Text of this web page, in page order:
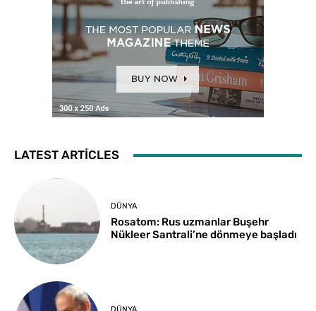
LATEST ARTICLES
DÜNYA
Rosatom: Rus uzmanlar Buşehr
Nükleer Santrali’ne dönmeye başladı